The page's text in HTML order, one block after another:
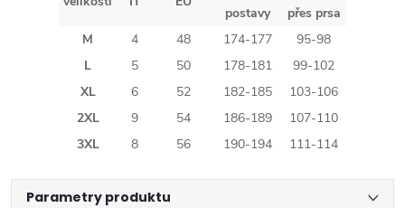
postavy
přes prsa
M
4 48 174-177
95-98
L
5 50 178-181
99-102
XL
6 52 182-185
103-106
2XL
9 54 186-189
107-110
3XL
8 56 190-194 111-114
Parametry produktu